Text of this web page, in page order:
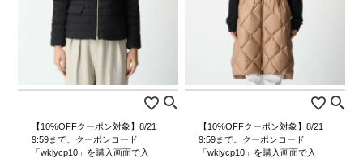
【10%OFFクーポン対象】8/21
9:59まで。クーポンコード
「wklycp10」を購入画面で入
【10%OFFクーポン対象】8/21
9:59まで。クーポンコード
「wklycp10」を購入画面で入